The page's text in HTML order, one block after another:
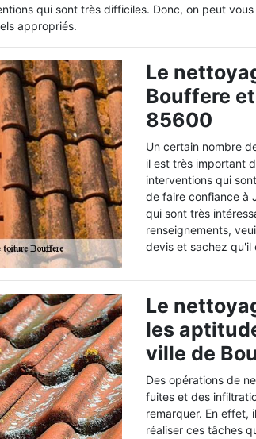
qui sont très difficiles. Donc, on peut
appropriés.
Le
Bouffere
85600
Un certain nombre
il est très important
interventions qui
de faire confiance à
qui sont très
renseignements,
devis et sachez qu'il
Le
les
ville de
Des opérations de
fuites et des
remarquer. En effet,
réaliser ces tâches